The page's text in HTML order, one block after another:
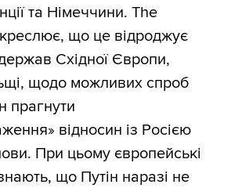
та Німеччини. The
що це відроджує
Східної Європи,
щодо можливих спроб
прагнути
відносин із Росією
При цьому європейські
що Путін наразі не